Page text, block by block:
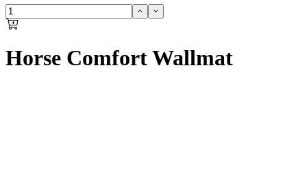
Horse Comfort Wallmat